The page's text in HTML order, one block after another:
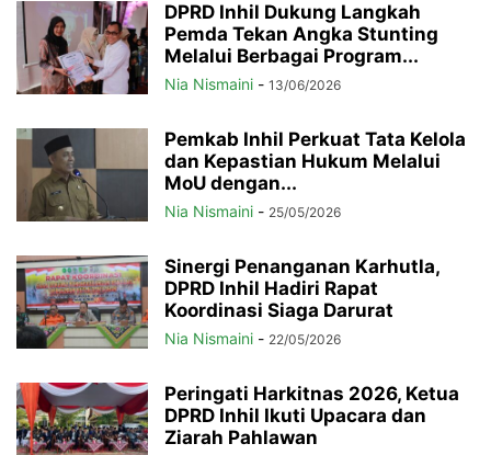
DPRD Inhil Dukung Langkah
Pemda Tekan Angka Stunting
Melalui Berbagai Program...
Nia Nismaini - 13/06/2026
Pemkab Inhil Perkuat Tata Kelola
dan Kepastian Hukum Melalui
MoU dengan...
Nia Nismaini - 25/05/2026
Sinergi Penanganan Karhutla,
DPRD Inhil Hadiri Rapat
Koordinasi Siaga Darurat
Nia Nismaini - 22/05/2026
Peringati Harkitnas 2026, Ketua
DPRD Inhil Ikuti Upacara dan
Ziarah Pahlawan